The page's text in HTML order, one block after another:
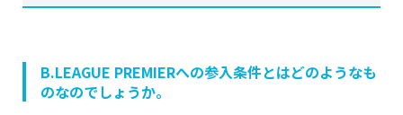
B.LEAGUE PREMIERへの参入条件とはどのようなも
のなのでしょうか。